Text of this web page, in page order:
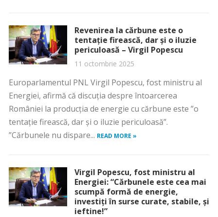
Revenirea la cărbune este o
tentaţie firească, dar şi o iluzie
periculoasă – Virgil Popescu
11 octombrie 2025
Europarlamentul PNL Virgil Popescu, fost ministru al
Energiei, afirmă că discuţia despre întoarcerea
României la producţia de energie cu cărbune este ”o
tentaţie firească, dar şi o iluzie periculoasă”.
”Cărbunele nu dispare... READ MORE »
Virgil Popescu, fost ministru al
Energiei: “Cărbunele este cea mai
scumpă formă de energie,
investiți în surse curate, stabile, și
ieftine!”